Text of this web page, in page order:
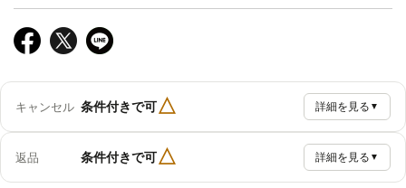
キャンセル 条件付きで可△ 詳細を見る ▼
返品 条件付きで可△ 詳細を見る ▼